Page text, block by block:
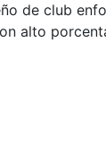
de club
alto